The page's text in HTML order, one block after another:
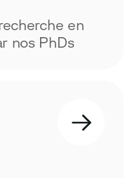
en
nos PhDs